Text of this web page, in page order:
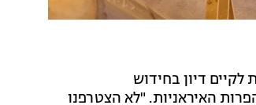
דיון בחידוש
האיראניות. "לא הצטרפנו